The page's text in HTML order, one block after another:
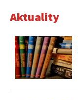
Aktuality